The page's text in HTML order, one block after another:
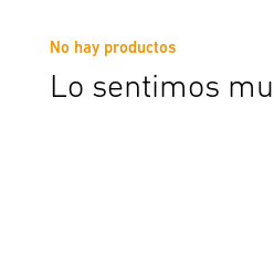
No hay productos
Lo sentimos